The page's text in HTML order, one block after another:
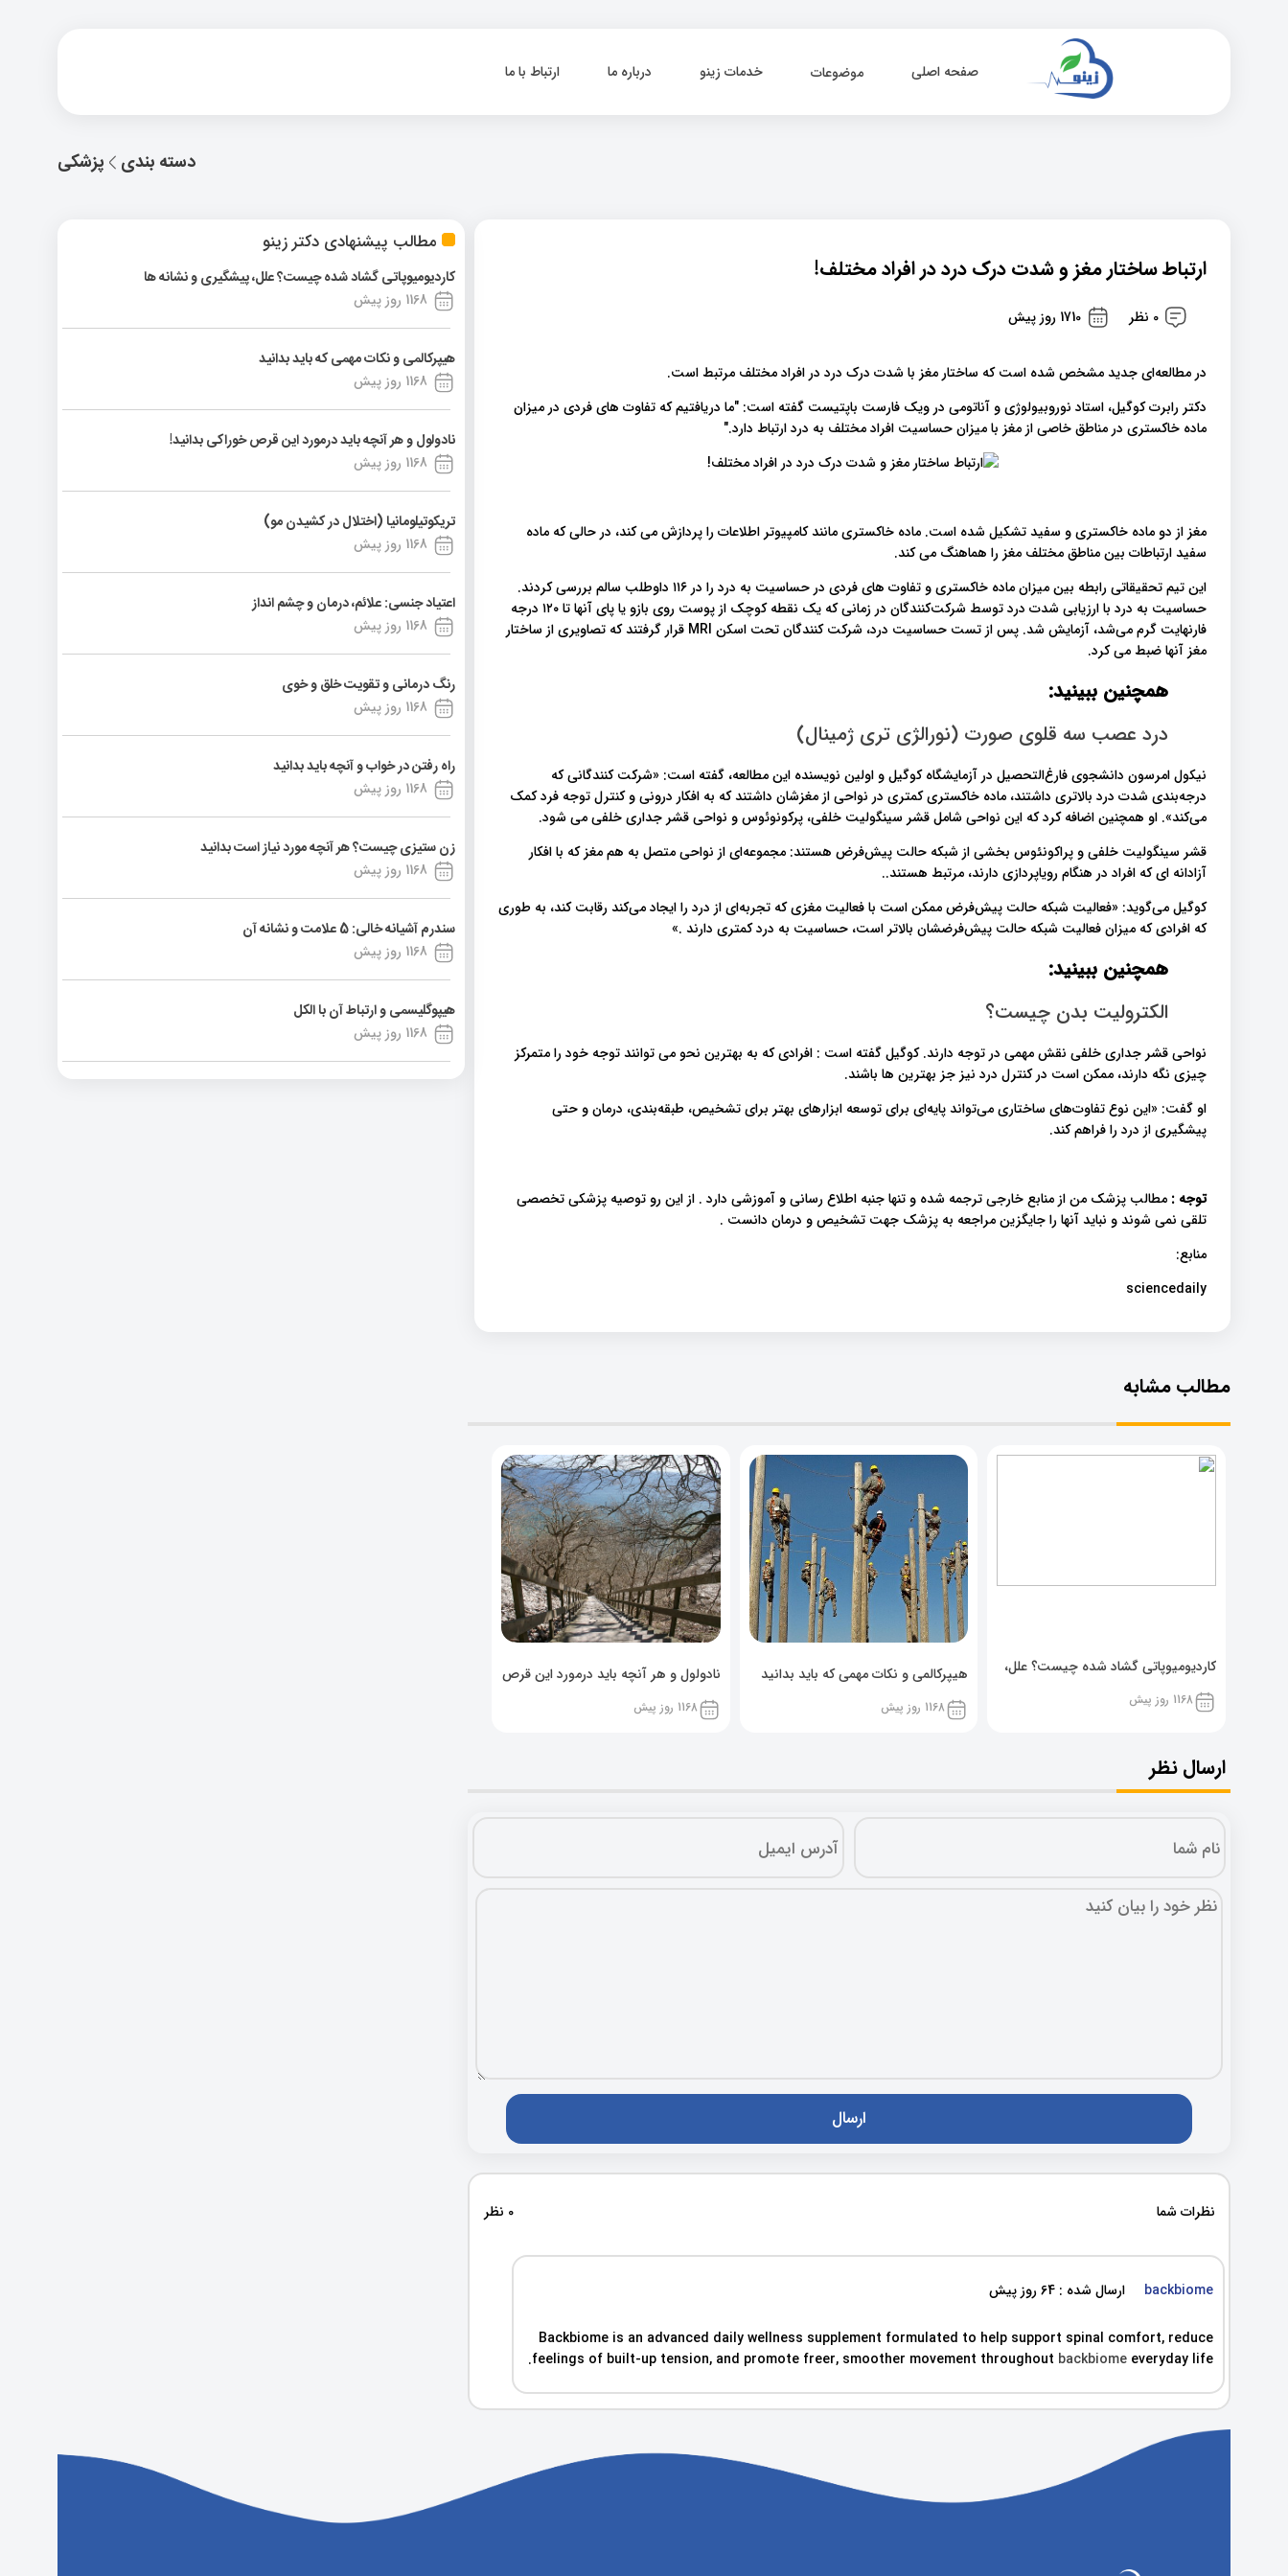
صفحه اصلی موضوعات خدمات زینو درباره ما ارتباط با ما
پزشکی دسته بندی
مطالب پیشنهادی دکتر زینو
کاردیومیوپاتی گشاد شده چیست؟ علل، پیشگیری و نشانه ها
1168 روز پیش
هیپرکالمی و نکات مهمی که باید بدانید
1168 روز پیش
نادولول و هر آنچه باید درمورد این قرص خوراکی بدانید!
1168 روز پیش
تریکوتیلومانیا (اختلال در کشیدن مو)
1168 روز پیش
اعتیاد جنسی: علائم، درمان و چشم انداز
1168 روز پیش
رنگ درمانی و تقویت خلق و خوی
1168 روز پیش
راه رفتن در خواب و آنچه باید بدانید
1168 روز پیش
زن ستیزی چیست؟ هر آنچه مورد نیاز است بدانید
1168 روز پیش
سندرم آشیانه خالی: 5 علامت و نشانه آن
1168 روز پیش
هیپوگلیسمی و ارتباط آن با الکل
1168 روز پیش
ارتباط ساختار مغز و شدت درک درد در افراد مختلف!
0 نظر 1710 روز پیش
در مطالعه‌ای جدید مشخص شده است که ساختار مغز با شدت درک درد در افراد مختلف مرتبط است.
دکتر رابرت کوگیل، استاد نوروبیولوژی و آناتومی در ویک فارست باپتیست گفته است: "ما دریافتیم که تفاوت های فردی در میزان
ماده خاکستری در مناطق خاصی از مغز با میزان حساسیت افراد مختلف به درد ارتباط دارد."
مغز از دو ماده خاکستری و سفید تشکیل شده است. ماده خاکستری مانند کامپیوتر اطلاعات را پردازش می کند، در حالی که ماده
سفید ارتباطات بین مناطق مختلف مغز را هماهنگ می کند.
این تیم تحقیقاتی رابطه بین میزان ماده خاکستری و تفاوت های فردی در حساسیت به درد را در ۱۱۶ داوطلب سالم بررسی کردند.
حساسیت به درد با ارزیابی شدت درد توسط شرکت‌کنندگان در زمانی که یک نقطه کوچک از پوست روی بازو یا پای آنها تا ۱۲۰ درجه
فارنهایت گرم می‌شد، آزمایش شد. پس از تست حساسیت درد، شرکت کنندگان تحت اسکن MRI قرار گرفتند که تصاویری از ساختار
مغز آنها ضبط می کرد.
همچنین ببینید:
درد عصب سه قلوی صورت (نورالژی تری ژمینال)
نیکول امرسون دانشجوی فارغ‌التحصیل در آزمایشگاه کوگیل و اولین نویسنده این مطالعه، گفته است: «شرکت کنندگانی که
درجه‌بندی شدت درد بالاتری داشتند، ماده خاکستری کمتری در نواحی از مغزشان داشتند که به افکار درونی و کنترل توجه فرد کمک
می‌کند». او همچنین اضافه کرد که این نواحی شامل قشر سینگولیت خلفی، پرکونوئوس و نواحی قشر جداری خلفی می شود.
قشر سینگولیت خلفی و پراکونئوس بخشی از شبکه حالت پیش‌فرض هستند: مجموعه‌ای از نواحی متصل به هم مغز که با افکار
آزادانه ای که افراد در هنگام رویاپردازی دارند، مرتبط هستند..
کوگیل می‌گوید: «فعالیت شبکه حالت پیش‌فرض ممکن است با فعالیت مغزی که تجربه‌ای از درد را ایجاد می‌کند رقابت کند، به طوری
که افرادی که میزان فعالیت شبکه حالت پیش‌فرضشان بالاتر است، حساسیت به درد کمتری دارند .»
همچنین ببینید:
الکترولیت بدن چیست؟
نواحی قشر جداری خلفی نقش مهمی در توجه دارند. کوگیل گفته است : افرادی که به بهترین نحو می توانند توجه خود را متمرکز
چیزی نگه دارند، ممکن است در کنترل درد نیز جز بهترین ها باشند.
او گفت: «این نوع تفاوت‌های ساختاری می‌تواند پایه‌ای برای توسعه ابزارهای بهتر برای تشخیص، طبقه‌بندی، درمان و حتی
پیشگیری از درد را فراهم کند.
توجه : مطالب پزشک من از منابع خارجی ترجمه شده و تنها جنبه اطلاع رسانی و آموزشی دارد . از این رو توصیه پزشکی تخصصی
تلقی نمی شوند و نباید آنها را جایگزین مراجعه به پزشک جهت تشخیص و درمان دانست .
منابع:
sciencedaily
مطالب مشابه
کاردیومیوپاتی گشاد شده چیست؟ علل،
پیشگیری و نشانه ها
1168 روز پیش
هیپرکالمی و نکات مهمی که باید بدانید
1168 روز پیش
نادولول و هر آنچه باید درمورد این قرص
خوراکی بدانید!
1168 روز پیش
ارسال نظر
نظرات شما 0 نظر
backbiome ارسال شده : 64 روز پیش
Backbiome is an advanced daily wellness supplement formulated to help support spinal comfort, reduce
feelings of built-up tension, and promote freer, smoother movement throughout backbiome everyday life.